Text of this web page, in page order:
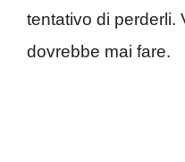
tentativo di perderli.
dovrebbe mai fare.